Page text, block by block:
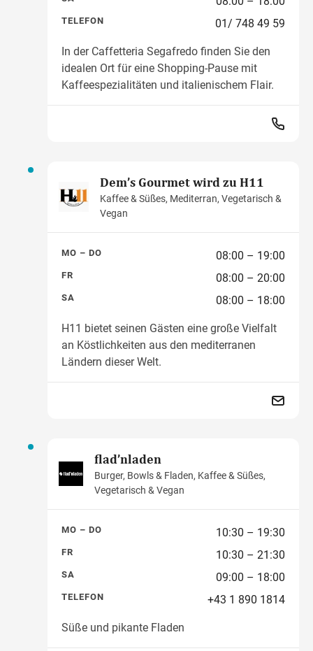
TELEFON 01/ 748 49 59
In der Caffetteria Segafredo finden Sie den
idealen Ort für eine Shopping-Pause mit
Kaffeespezialitäten und italienischem Flair.
Dem’s Gourmet wird zu H11
Kaffee & Süßes, Mediterran, Vegetarisch &
Vegan
MO – DO 08:00 – 19:00
FR 08:00 – 20:00
SA 08:00 – 18:00
H11 bietet seinen Gästen eine große Vielfalt
an Köstlichkeiten aus den mediterranen
Ländern dieser Welt.
flad’nladen
Burger, Bowls & Fladen, Kaffee & Süßes,
Vegetarisch & Vegan
MO – DO 10:30 – 19:30
FR 10:30 – 21:30
SA 09:00 – 18:00
TELEFON +43 1 890 1814
Süße und pikante Fladen